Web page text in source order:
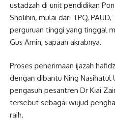
ustadzah di unit pendidikan
Sholihin, mulai dari TPQ, PAUD,
perguruan tinggi yang tinggal
Gus Amin, sapaan akrabnya.
Proses penerimaan ijazah
dengan dibantu Ning Nasihatul
pengasuh pesantren Dr Kiai
tersebut sebagai wujud
raih.